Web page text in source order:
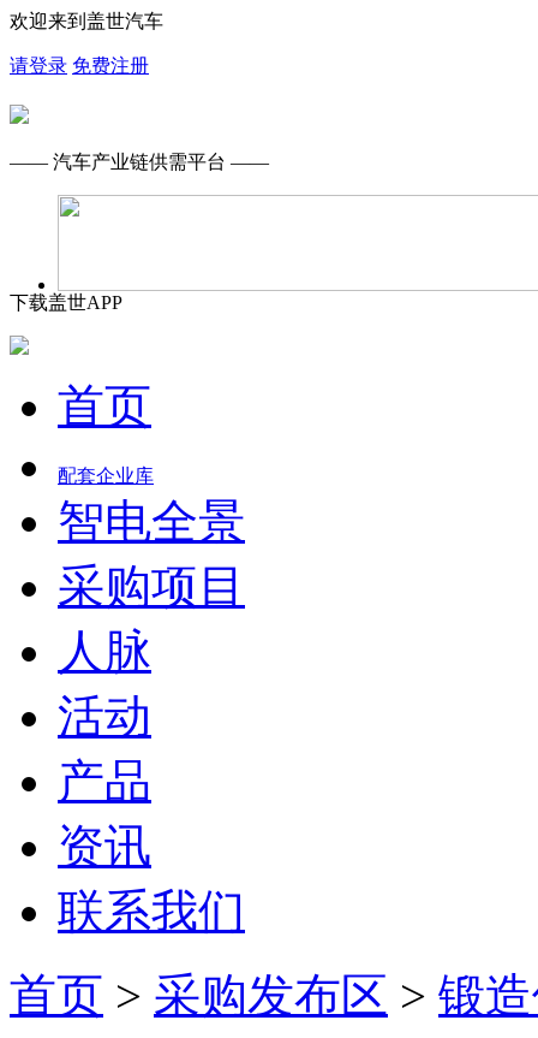
欢迎来到盖世汽车
请登录 免费注册
—— 汽车产业链供需平台 ——
下载盖世APP
首页
配套企业库
智电全景
采购项目
人脉
活动
产品
资讯
联系我们
首页 > 采购发布区 > 锻